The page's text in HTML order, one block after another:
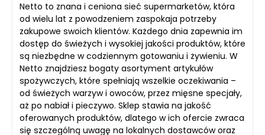
Netto to znana i ceniona sieć supermarketów, która
od wielu lat z powodzeniem zaspokaja potrzeby
zakupowe swoich klientów. Każdego dnia zapewnia im
dostęp do świeżych i wysokiej jakości produktów, które
są niezbędne w codziennym gotowaniu i żywieniu. W
Netto znajdziesz bogaty asortyment artykułów
spożywczych, które spełniają wszelkie oczekiwania –
od świeżych warzyw i owoców, przez mięsne specjały,
aż po nabiał i pieczywo. Sklep stawia na jakość
oferowanych produktów, dlatego w ich ofercie zwraca
się szczególną uwagę na lokalnych dostawców oraz